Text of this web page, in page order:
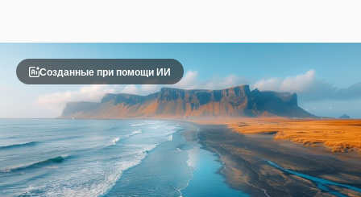
Созданные при помощи ИИ